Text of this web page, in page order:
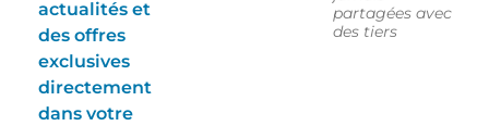
actualités et
des offres
exclusives
directement
dans votre
partagées avec
des tiers